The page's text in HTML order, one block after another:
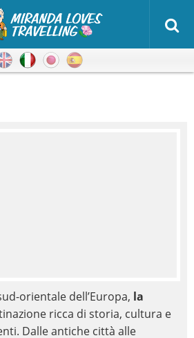
IngleseItalianoGiapponese
orientale dell’Europa, la
ricca di storia, cultura e
Dalle antiche città alle